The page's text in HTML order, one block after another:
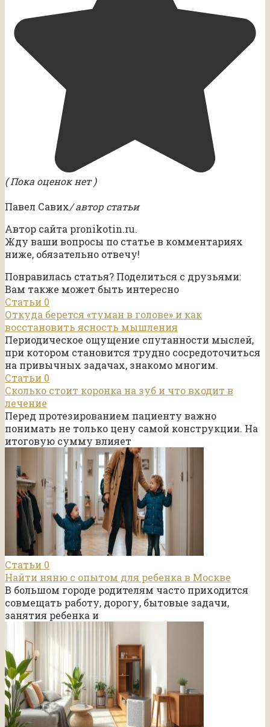
( Пока оценок нет )
Павел Савих/ автор статьи
Автор сайта pronikotin.ru.
Жду ваши вопросы по статье в комментариях
ниже, обязательно отвечу!
Понравилась статья? Поделиться с друзьями:
Вам также может быть интересно
Статьи 0
Откуда берется «туман в голове» и как
восстановить ясность мышления
Периодическое ощущение спутанности мыслей,
при котором становится трудно сосредоточиться
на привычных задачах, знакомо многим.
Статьи 0
Сколько стоит коронка на зуб и что входит в
лечение
Перед протезированием пациенту важно
понимать не только цену самой конструкции. На
итоговую сумму влияет
Статьи 0
Найти няню с опытом для ребенка в Москве
В большом городе родителям часто приходится
совмещать работу, дорогу, бытовые задачи,
занятия ребенка и